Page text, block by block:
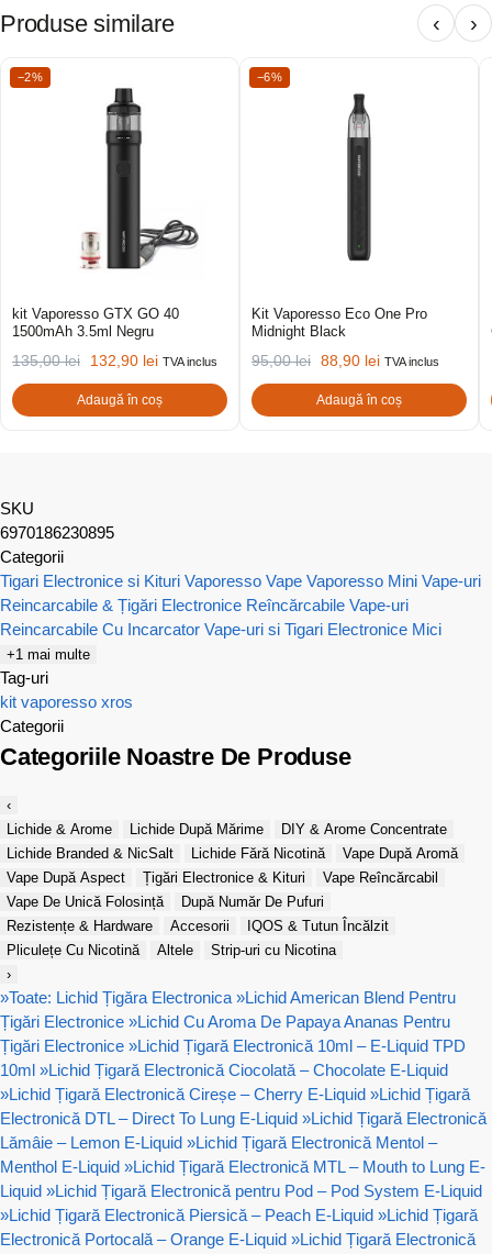
Produse similare ‹ ›
−2%
kit Vaporesso GTX GO 40
1500mAh 3.5ml Negru
135,00lei 132,90 lei TVA inclus
Adaugă în coș
−6%
Kit Vaporesso Eco One Pro
Midnight Black
95,00lei 88,90 lei TVA inclus
Adaugă în coș
SKU
6970186230895
Categorii
Tigari Electronice si Kituri Vaporesso Vape Vaporesso Mini Vape-uri
Reincarcabile & Țigări Electronice Reîncărcabile Vape-uri
Reincarcabile Cu Incarcator Vape-uri si Tigari Electronice Mici
+1 mai multe
Tag-uri
kit vaporesso xros
Categorii
Categoriile Noastre De Produse
‹
Lichide & Arome
Lichide După Mărime
DIY & Arome Concentrate
Lichide Branded & NicSalt
Lichide Fără Nicotină
Vape După Aromă
Vape După Aspect
Țigări Electronice & Kituri
Vape Reîncărcabil
Vape De Unică Folosință
După Număr De Pufuri
Rezistențe & Hardware
Accesorii
IQOS & Tutun Încălzit
Pliculețe Cu Nicotină
Altele
Strip-uri cu Nicotina
›
»Toate: Lichid Țigăra Electronica »Lichid American Blend Pentru
Țigări Electronice »Lichid Cu Aroma De Papaya Ananas Pentru
Țigări Electronice »Lichid Țigară Electronică 10ml – E-Liquid TPD
10ml »Lichid Țigară Electronică Ciocolată – Chocolate E-Liquid
»Lichid Țigară Electronică Cireșe – Cherry E-Liquid »Lichid Țigară
Electronică DTL – Direct To Lung E-Liquid »Lichid Țigară Electronică
Lămâie – Lemon E-Liquid »Lichid Țigară Electronică Mentol –
Menthol E-Liquid »Lichid Țigară Electronică MTL – Mouth to Lung E-
Liquid »Lichid Țigară Electronică pentru Pod – Pod System E-Liquid
»Lichid Țigară Electronică Piersică – Peach E-Liquid »Lichid Țigară
Electronică Portocală – Orange E-Liquid »Lichid Țigară Electronică